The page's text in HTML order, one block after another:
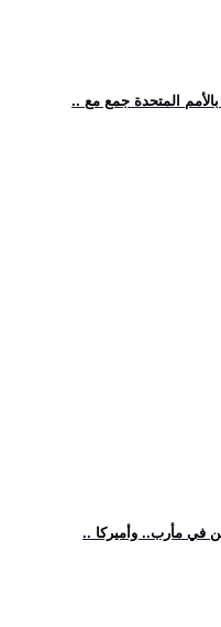
المتحدة جمع مع
في مأرب.. وأميركا